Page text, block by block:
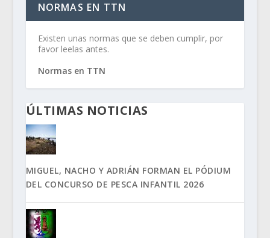
NORMAS EN TTN
Existen unas normas que se deben cumplir, por
favor leelas antes.
Normas en TTN
ÚLTIMAS NOTICIAS
MIGUEL, NACHO Y ADRIÁN FORMAN EL PÓDIUM
DEL CONCURSO DE PESCA INFANTIL 2026